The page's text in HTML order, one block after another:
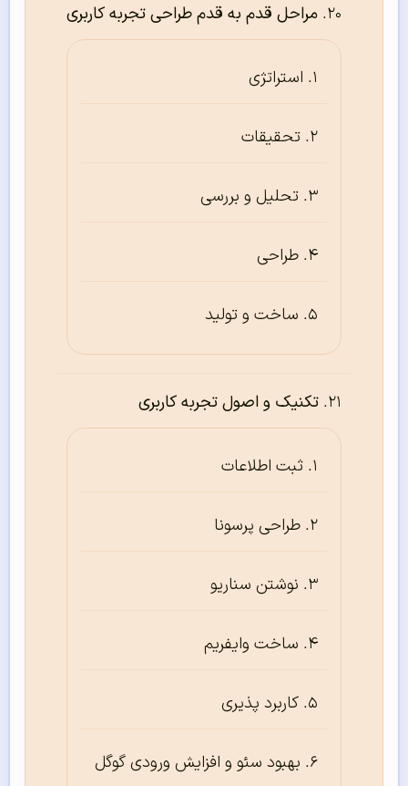
مراحل قدم به قدم طراحی تجربه کاربری
استراتژی
تحقیقات
تحلیل و بررسی
طراحی
ساخت و تولید
تکنیک و اصول تجربه کاربری
ثبت اطلاعات
طراحی پرسونا
نوشتن سناریو
ساخت وایفریم
کاربرد پذیری
بهبود سئو و افزایش ورودی گوگل